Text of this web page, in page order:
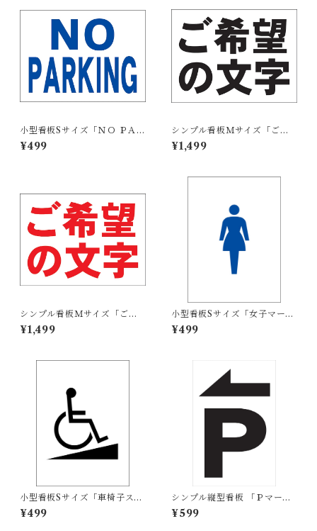
小型看板Sサイズ「ＮＯ ＰＡＲ
ＫＩＮＧ（青）」 屋外可【そ
の他・マーク】
¥499
シンプル看板Ｍサイズ「ご希
望の文字横型（黒字）」【オ
リジナル・オーダー】屋外可
¥1,499
シンプル看板Ｍサイズ「ご希
望の文字横型（赤字）」【オ
リジナル・オーダー】屋外可
¥1,499
小型看板Sサイズ「女子マーク
（青）」 屋外可【その他・マ
ーク】
¥499
小型看板Sサイズ「車椅子スロ
ープマーク（黒）」 屋外可
【その他・マーク】
¥499
シンプル縦型看板 「Ｐマーク
（黒）左矢印」【駐車場】 屋
外可
¥599